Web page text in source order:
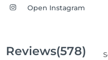
Open Instagram
Reviews(578)